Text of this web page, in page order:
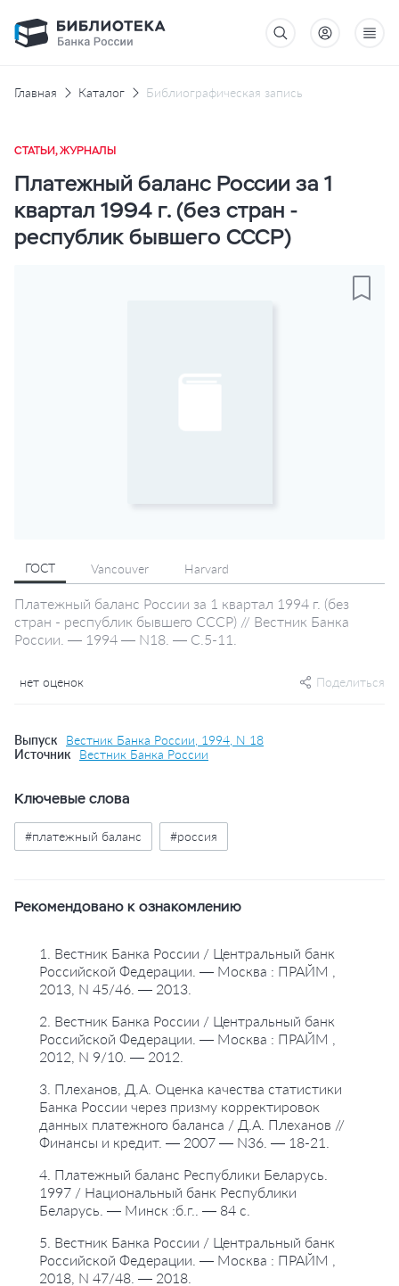
Главная Каталог Библиографическая запись
СТАТЬИ, ЖУРНАЛЫ
Платежный баланс России за 1
квартал 1994 г. (без стран -
республик бывшего СССР)
ГОСТ Vancouver Harvard
Платежный баланс России за 1 квартал 1994 г. (без
стран - республик бывшего СССР) // Вестник Банка
России. — 1994 — N18. — С.5-11.
нет оценок Поделиться
Выпуск
Вестник Банка России, 1994, N 18
Источник
Вестник Банка России
Ключевые слова
#платежный баланс #россия
Рекомендовано к ознакомлению
1. Вестник Банка России / Центральный банк
Российской Федерации. — Москва : ПРАЙМ ,
2013, N 45/46. — 2013.
2. Вестник Банка России / Центральный банк
Российской Федерации. — Москва : ПРАЙМ ,
2012, N 9/10. — 2012.
3. Плеханов, Д.А. Оценка качества статистики
Банка России через призму корректировок
данных платежного баланса / Д.А. Плеханов //
Финансы и кредит. — 2007 — N36. — 18-21.
4. Платежный баланс Республики Беларусь.
1997 / Национальный банк Республики
Беларусь. — Минск :б.г.. — 84 с.
5. Вестник Банка России / Центральный банк
Российской Федерации. — Москва : ПРАЙМ ,
2018, N 47/48. — 2018.